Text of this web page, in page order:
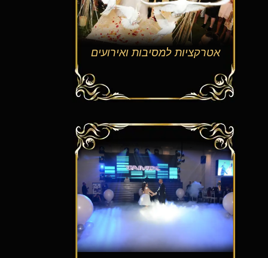
אטרקציות למסיבות ואירועים